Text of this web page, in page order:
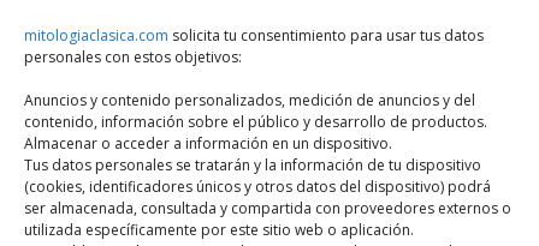
mitologiaclasica.com solicita tu consentimiento para usar tus datos
personales con estos objetivos:
Anuncios y contenido personalizados, medición de anuncios y del
contenido, información sobre el público y desarrollo de productos.
Almacenar o acceder a información en un dispositivo.
Tus datos personales se tratarán y la información de tu dispositivo
(cookies, identificadores únicos y otros datos del dispositivo) podrá
ser almacenada, consultada y compartida con proveedores externos o
utilizada específicamente por este sitio web o aplicación.